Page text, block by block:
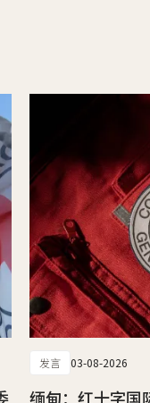
发言 03-08-2026
缅甸：红十字国